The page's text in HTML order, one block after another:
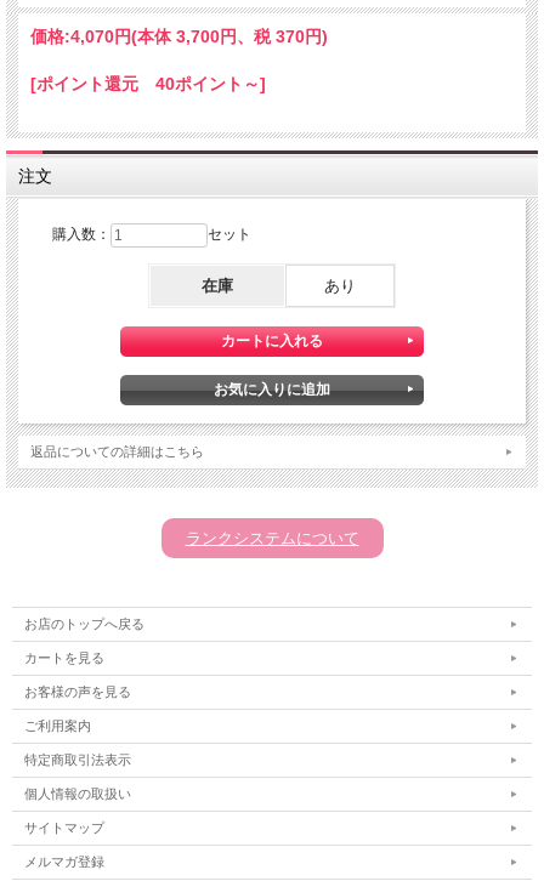
価格:4,070円(本体 3,700円、税 370円)
[ポイント還元 40ポイント～]
注文
購入数： セット
在庫 あり
返品についての詳細はこちら
ランクシステムについて
お店のトップへ戻る
カートを見る
お客様の声を見る
ご利用案内
特定商取引法表示
個人情報の取扱い
サイトマップ
メルマガ登録